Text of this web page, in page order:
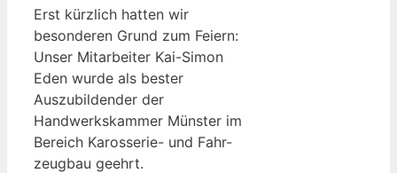
Erst kürzlich hatten wir
besonderen Grund zum Feiern:
Unser Mitarbeiter Kai-Simon
Eden wurde als bester
Auszubildender der
Handwerkskammer Münster im
Bereich Karosserie- und Fahr-
zeugbau geehrt.